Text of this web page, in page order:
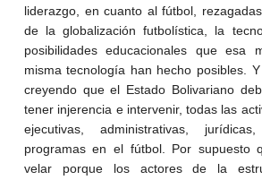
liderazgo, en cuanto al fútbol,
de la globalización futbolística, la
posibilidades educacionales que esa
misma tecnología han hecho posibles.
creyendo que el Estado Bolivariano
tener injerencia e intervenir, todas las
ejecutivas, administrativas,
programas en el fútbol. Por supuesto
velar porque los actores de la